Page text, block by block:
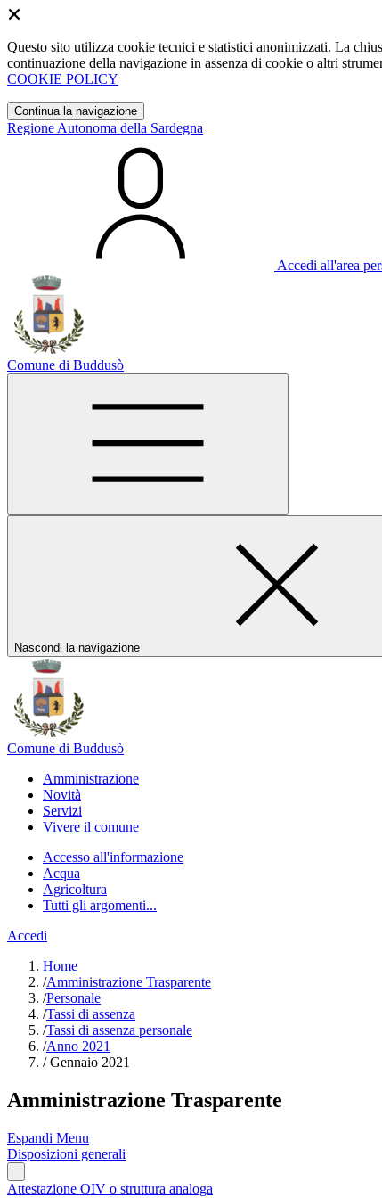
Questo sito utilizza cookie tecnici e statistici anonimizzati. La
continuazione della navigazione in assenza di cookie o altri
COOKIE POLICY
Continua la navigazione
Regione Autonoma della Sardegna
Accedi all'area
Comune di Buddusò
Nascondi la navigazione
Comune di Buddusò
Amministrazione
Novità
Servizi
Vivere il comune
Accesso all'informazione
Acqua
Agricoltura
Tutti gli argomenti...
Accedi
Home
/Amministrazione Trasparente
/Personale
/Tassi di assenza
/Tassi di assenza personale
/Anno 2021
/Gennaio 2021
Amministrazione Trasparente
Espandi Menu
Disposizioni generali
Attestazione OIV o struttura analoga